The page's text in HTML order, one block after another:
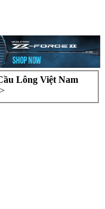
Lông Việt Nam
>